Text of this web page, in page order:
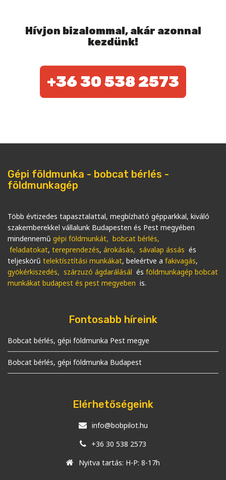
Hívjon bizalommal, akár azonnal
kezdünk!
+36 30 538 2573
Gépi földmunka - bobcat bérlés -
földmunkagép
Több évtizedes tapasztalattal, megbízható gépparkkal, kiváló
szakemberekkel vállalunk Budapesten és Pest megyében
mindennemű gépi földmunkát, bobcat bérlés,
feladatokat, tereprendezés, árokásás, sávalap ássás és
teljeskörű telektísztítási munkákat, beleértve a fakivagás,
gyökérkiszedés, szárzuzó ágdarálásál és földmunkagép bobcat
munkákat budapest és pest megyeben is.
Fontosabb híreink
Bobcat bérlés, gépi földmunka Pest megye
Bobcat bérlés, gépi földmunka Budapest
Elérhetőségeink
info@bobpilot.hu
+36 30 538 2573
Nyitva tartás: H-P: 8-17h